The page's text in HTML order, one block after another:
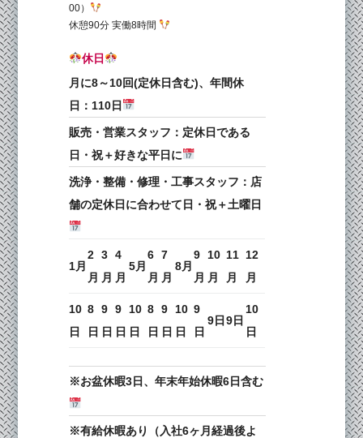
00）
休憩90分 実働8時間
休日
月に8～10回(定休日含む)、年間休
日： 110日
販売・営業スタッフ：定休日である
日・祝＋好きな平日に
洗浄・整備・修理・工事スタッフ：店
舗の定休日に合わせて日・祝＋土曜日
1月
2
月
3
月
4
月
5月
6
月
7
月
8月
9
月
10
月
11
月
12
月
10
日
8
日
9
日
9
日
10
日
8
日
9
日
10
日
9
日
9日 9日
10
日
※お盆休暇3日、年末年始休暇6日含む
※有給休暇あり（入社6ヶ月経過後よ